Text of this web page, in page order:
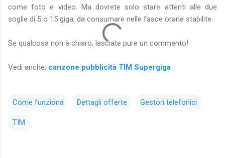
come foto e video. Ma dovrete solo stare attenti alle due
soglie di 5 o 15 giga, da consumare nelle fasce orarie stabilite.
Se qualcosa non è chiaro, lasciate pure un commento!
Vedi anche: canzone pubblicità TIM Supergiga
Come funziona Dettagli offerte Gestori telefonici
TIM